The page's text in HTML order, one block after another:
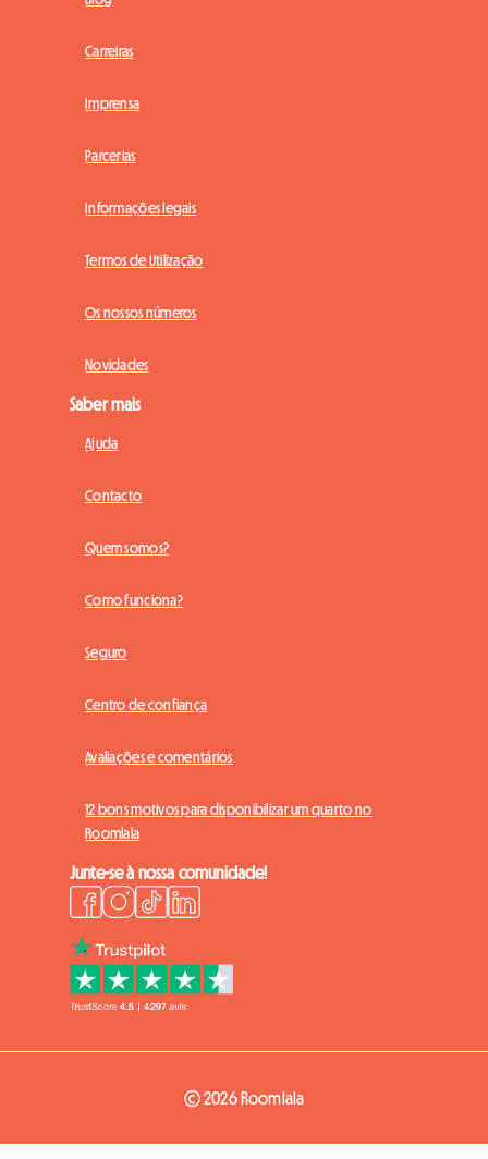
Carreiras
Imprensa
Parcerias
Informações legais
Termos de Utilização
Os nossos números
Novidades
Saber mais
Ajuda
Contacto
Quem somos?
Como funciona?
Seguro
Centro de confiança
Avaliações e comentários
12 bons motivos para disponibilizar um quarto no
Roomlala
Junte-se à nossa comunidade!
© 2026 Roomlala